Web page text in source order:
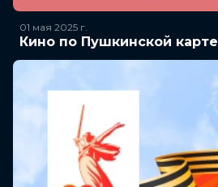
01 мая 2025 г.
Кино по Пушкинской карте